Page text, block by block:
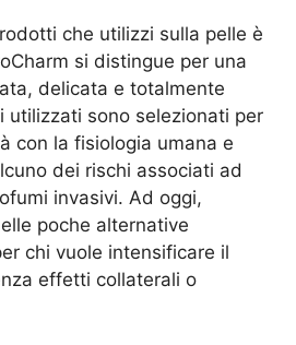
che utilizzi sulla pelle è
si distingue per una
delicata e totalmente
utilizzati sono selezionati per
con la fisiologia umana e
dei rischi associati ad
invasivi. Ad oggi,
poche alternative
chi vuole intensificare il
effetti collaterali o